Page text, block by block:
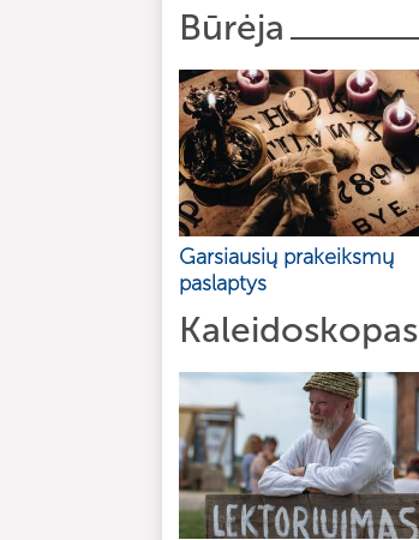
Būrėja
Garsiausių prakeiksmų
paslaptys
Kaleidoskopas